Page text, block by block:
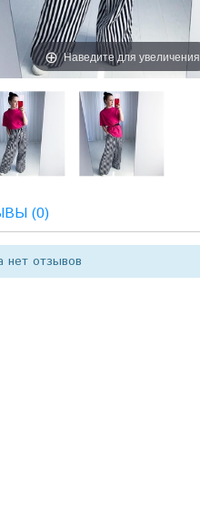
Наведите для увеличения
(0)
нет отзывов